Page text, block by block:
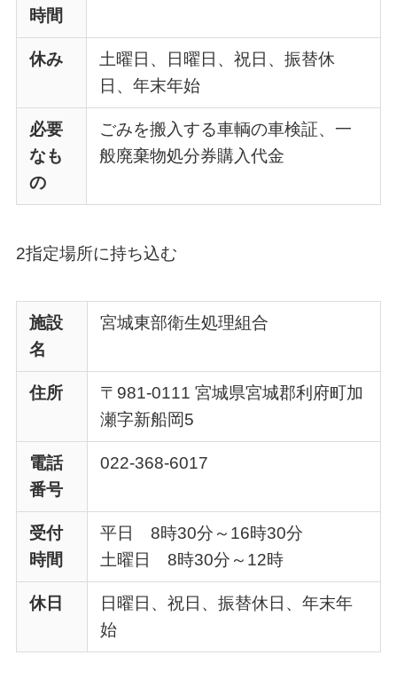
時間
休み
土曜日、日曜日、祝日、振替休
日、年末年始
必要
なも
の
ごみを搬入する車輌の車検証、一
般廃棄物処分券購入代金
2指定場所に持ち込む
施設
名
宮城東部衛生処理組合
住所
〒981-0111 宮城県宮城郡利府町加
瀬字新船岡5
電話
番号
022-368-6017
受付
時間
平日 8時30分～16時30分
土曜日 8時30分～12時
休日
日曜日、祝日、振替休日、年末年
始